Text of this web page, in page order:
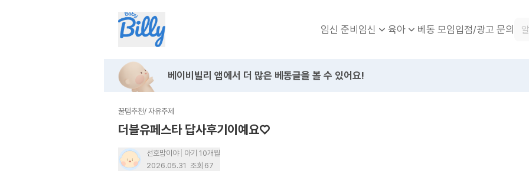
임신 준비임신 육아 베동 모임입점/광고 문의
베이비빌리 앱에서 더 많은 베동글을 볼 수 있어요!
꿀템추천/ 자유주제
더블유페스타 답사후기이예요♡
선호맘이야
아기 10개월
2026.05.31 조회 67